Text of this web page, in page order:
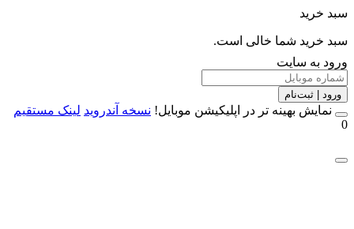
خرید شما خالی است.
به سایت
| ثبت‌نام
بهینه تر در اپلیکیشن موبایل!نسخه آندروید لینک مستقیم